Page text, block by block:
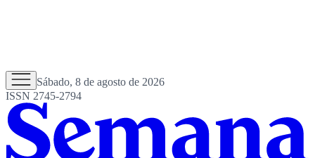
Sábado, 8 de agosto de 2026
ISSN 2745-2794